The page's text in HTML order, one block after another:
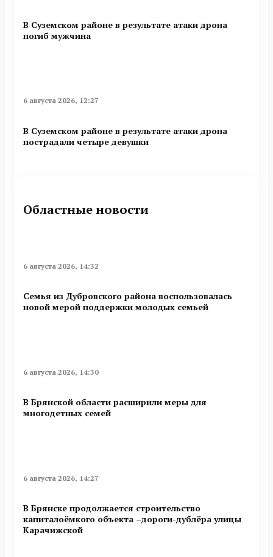
В Суземском районе в результате атаки дрона
погиб мужчина
6 августа 2026, 12:27
В Суземском районе в результате атаки дрона
пострадали четыре девушки
Областные новости
6 августа 2026, 14:32
Семья из Дубровского района воспользовалась
новой мерой поддержки молодых семьей
6 августа 2026, 14:30
В Брянской области расширили меры для
многодетных семей
6 августа 2026, 14:27
В Брянске продолжается строительство
капиталоёмкого объекта –дороги-дублёра улицы
Карачижской